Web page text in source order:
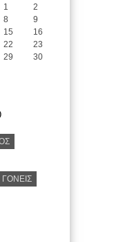
1
2
8
9
15
16
22
23
29
30
ΓΟΝΕΙΣ